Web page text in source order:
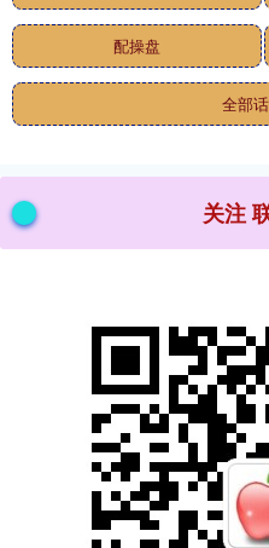
配操盘
全部
关注